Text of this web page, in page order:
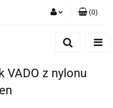
Dodaj zgłoszenie
(0)
VADO z nylonu